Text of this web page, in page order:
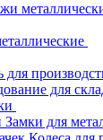
для
для
Замки для